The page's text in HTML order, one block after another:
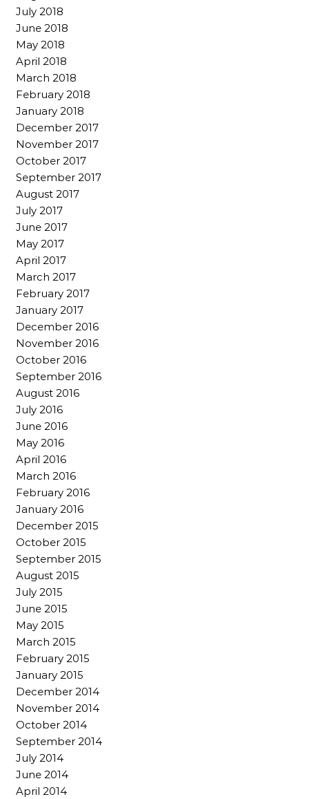
July 2018
June 2018
May 2018
April 2018
March 2018
February 2018
January 2018
December 2017
November 2017
October 2017
September 2017
August 2017
July 2017
June 2017
May 2017
April 2017
March 2017
February 2017
January 2017
December 2016
November 2016
October 2016
September 2016
August 2016
July 2016
June 2016
May 2016
April 2016
March 2016
February 2016
January 2016
December 2015
October 2015
September 2015
August 2015
July 2015
June 2015
May 2015
March 2015
February 2015
January 2015
December 2014
November 2014
October 2014
September 2014
July 2014
June 2014
April 2014